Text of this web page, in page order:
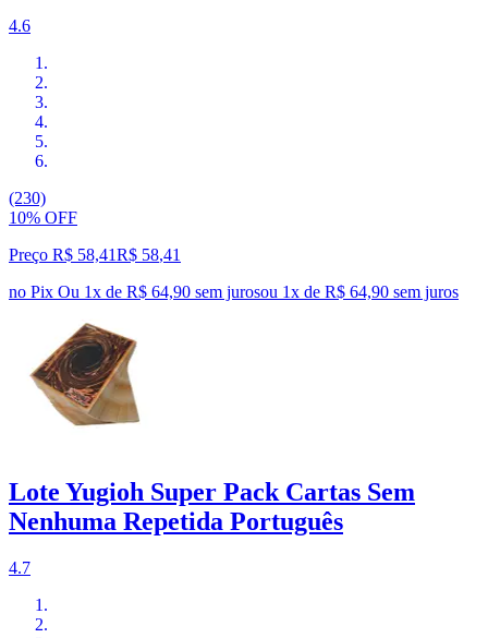
4.6
(230)
10% OFF
Preço R$ 58,41R$ 58,41
no Pix Ou 1x de R$ 64,90 sem jurosou 1x de R$ 64,90 sem juros
Lote Yugioh Super Pack Cartas Sem
Nenhuma Repetida Português
4.7